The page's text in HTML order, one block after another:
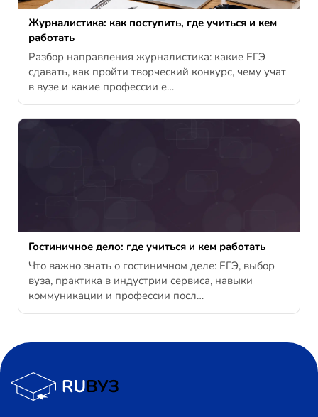
Журналистика: как поступить, где учиться и кем
работать
Разбор направления журналистика: какие ЕГЭ
сдавать, как пройти творческий конкурс, чему учат
в вузе и какие профессии е…
Гостиничное дело: где учиться и кем работать
Что важно знать о гостиничном деле: ЕГЭ, выбор
вуза, практика в индустрии сервиса, навыки
коммуникации и профессии посл…